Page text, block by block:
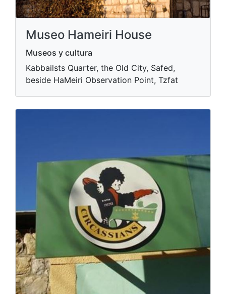
Museo Hameiri House
Museos y cultura
Kabbailsts Quarter, the Old City, Safed,
beside HaMeiri Observation Point, Tzfat